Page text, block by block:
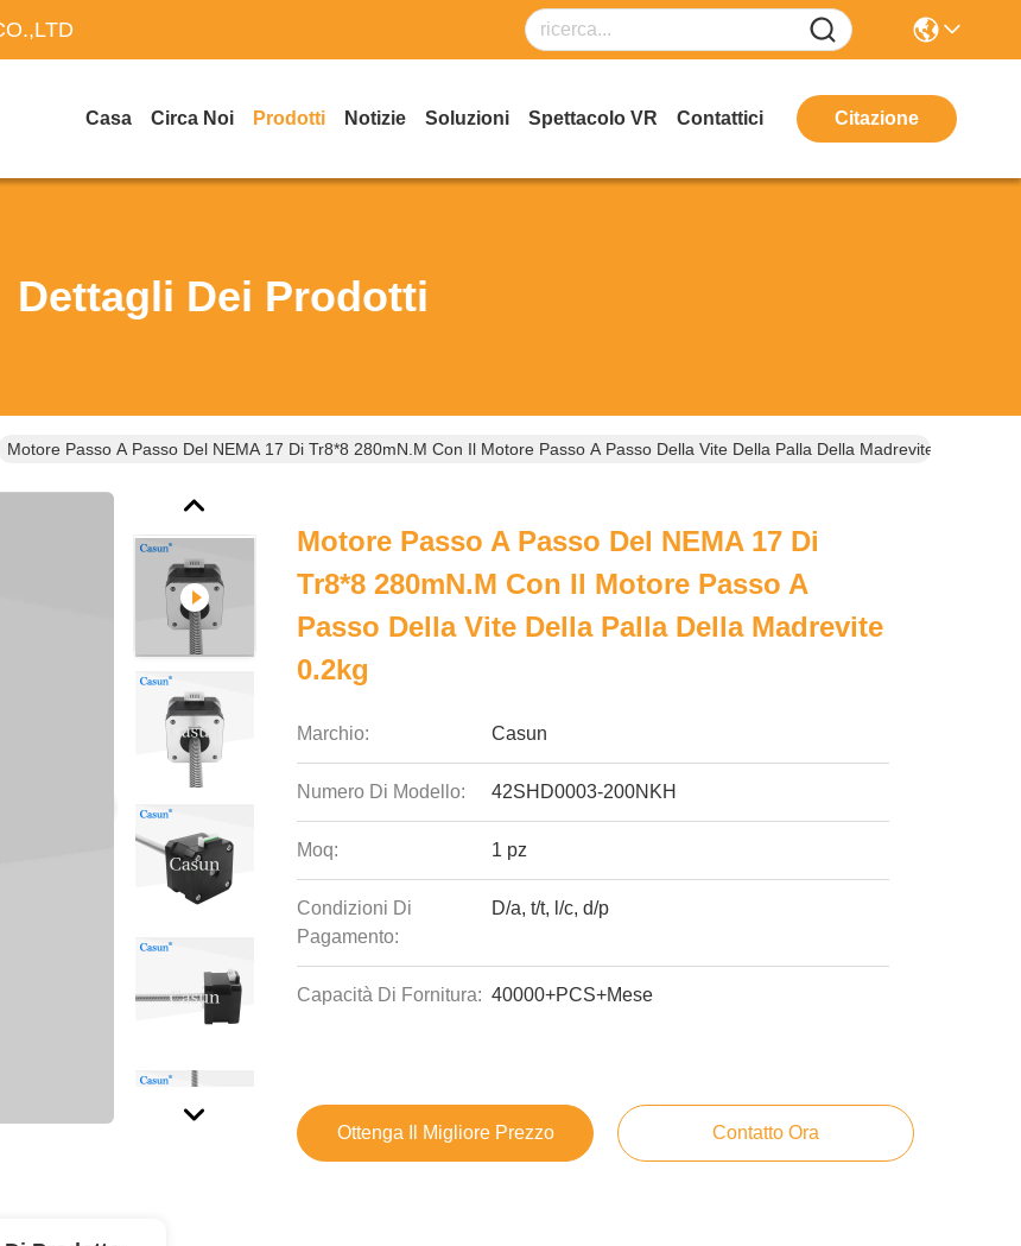
Casa Circa Noi Prodotti Notizie Soluzioni Spettacolo VR Contattici Citazione
Dettagli Dei Prodotti
Motore Passo A Passo Del NEMA 17 Di Tr8*8 280mN.M Con Il Motore Passo A Passo Della Vite Della Palla Della Madrevite 0.2kg
Motore Passo A Passo Del NEMA 17 Di
Tr8*8 280mN.M Con Il Motore Passo A
Passo Della Vite Della Palla Della Madrevite
0.2kg
Marchio: Casun
Numero Di Modello: 42SHD0003-200NKH
Moq: 1 pz
Condizioni Di
Pagamento:
D/a, t/t, l/c, d/p
Capacità Di Fornitura: 40000+PCS+Mese
Ottenga Il Migliore Prezzo Contatto Ora